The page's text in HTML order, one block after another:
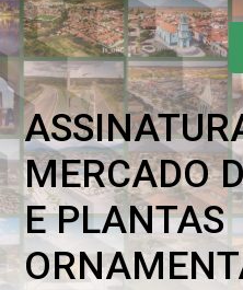
MERCADO
E PLANTAS